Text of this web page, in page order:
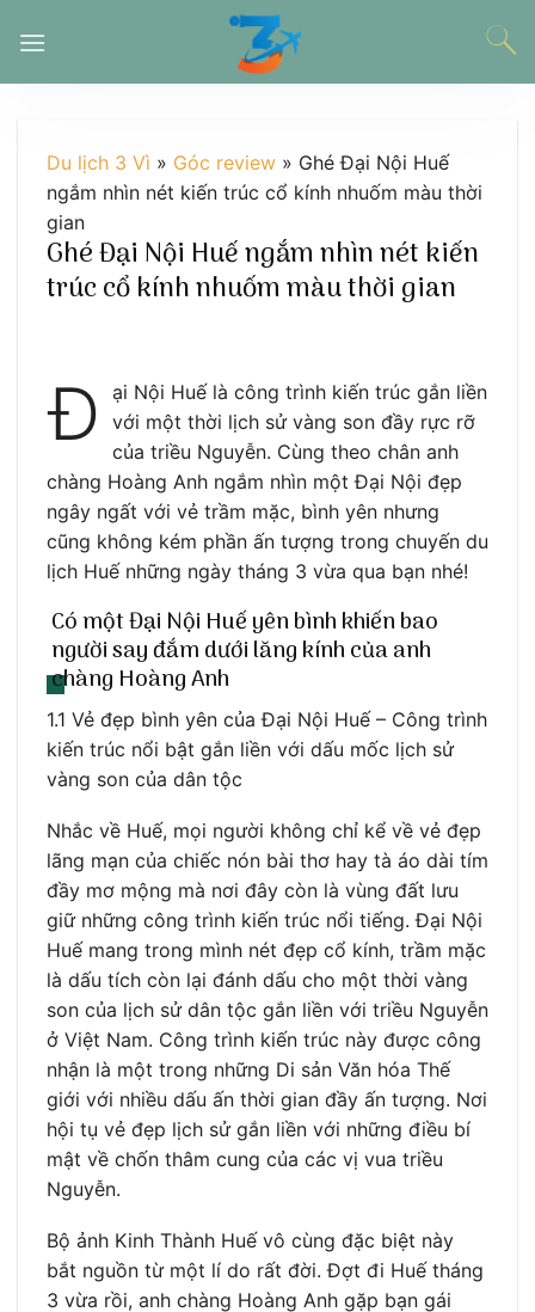
đến
Du lịch 3 Vì » Góc review » Ghé Đại Nội Huế
ngắm nhìn nét kiến trúc cổ kính nhuốm màu thời
gian
Ghé Đại Nội Huế ngắm nhìn nét kiến
trúc cổ kính nhuốm màu thời gian
Đ
ại Nội Huế là công trình kiến trúc gắn liền
với một thời lịch sử vàng son đầy rực rỡ
của triều Nguyễn. Cùng theo chân anh
chàng Hoàng Anh ngắm nhìn một Đại Nội đẹp
ngây ngất với vẻ trầm mặc, bình yên nhưng
cũng không kém phần ấn tượng trong chuyến du
lịch Huế những ngày tháng 3 vừa qua bạn nhé!
Có một Đại Nội Huế yên bình khiến bao
người say đắm dưới lăng kính của anh
chàng Hoàng Anh
1.1 Vẻ đẹp bình yên của Đại Nội Huế – Công trình
kiến trúc nổi bật gắn liền với dấu mốc lịch sử
vàng son của dân tộc
Nhắc về Huế, mọi người không chỉ kể về vẻ đẹp
lãng mạn của chiếc nón bài thơ hay tà áo dài tím
đầy mơ mộng mà nơi đây còn là vùng đất lưu
giữ những công trình kiến trúc nổi tiếng. Đại Nội
Huế mang trong mình nét đẹp cổ kính, trầm mặc
là dấu tích còn lại đánh dấu cho một thời vàng
son của lịch sử dân tộc gắn liền với triều Nguyễn
ở Việt Nam. Công trình kiến trúc này được công
nhận là một trong những Di sản Văn hóa Thế
giới với nhiều dấu ấn thời gian đầy ấn tượng. Nơi
hội tụ vẻ đẹp lịch sử gắn liền với những điều bí
mật về chốn thâm cung của các vị vua triều
Nguyễn.
Bộ ảnh Kinh Thành Huế vô cùng đặc biệt này
bắt nguồn từ một lí do rất đời. Đợt đi Huế tháng
3 vừa rồi, anh chàng Hoàng Anh gặp bạn gái